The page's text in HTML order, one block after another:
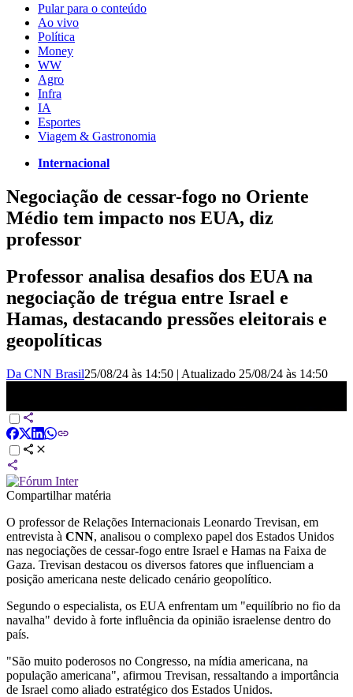
Pular para o conteúdo
Ao vivo
Política
Money
WW
Agro
Infra
IA
Esportes
Viagem & Gastronomia
Internacional
Negociação de cessar-fogo no Oriente
Médio tem impacto nos EUA, diz
professor
Professor analisa desafios dos EUA na
negociação de trégua entre Israel e
Hamas, destacando pressões eleitorais e
geopolíticas
Da CNN Brasil25/08/24 às 14:50 | Atualizado 25/08/24 às 14:50
Compartilhar matéria
O professor de Relações Internacionais Leonardo Trevisan, em
entrevista à CNN, analisou o complexo papel dos Estados Unidos
nas negociações de cessar-fogo entre Israel e Hamas na Faixa de
Gaza. Trevisan destacou os diversos fatores que influenciam a
posição americana neste delicado cenário geopolítico.
Segundo o especialista, os EUA enfrentam um "equilíbrio no fio da
navalha" devido à forte influência da opinião israelense dentro do
país.
"São muito poderosos no Congresso, na mídia americana, na
população americana", afirmou Trevisan, ressaltando a importância
de Israel como aliado estratégico dos Estados Unidos.